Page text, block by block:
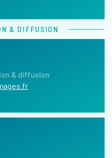
& DIFFUSION
& diffusion